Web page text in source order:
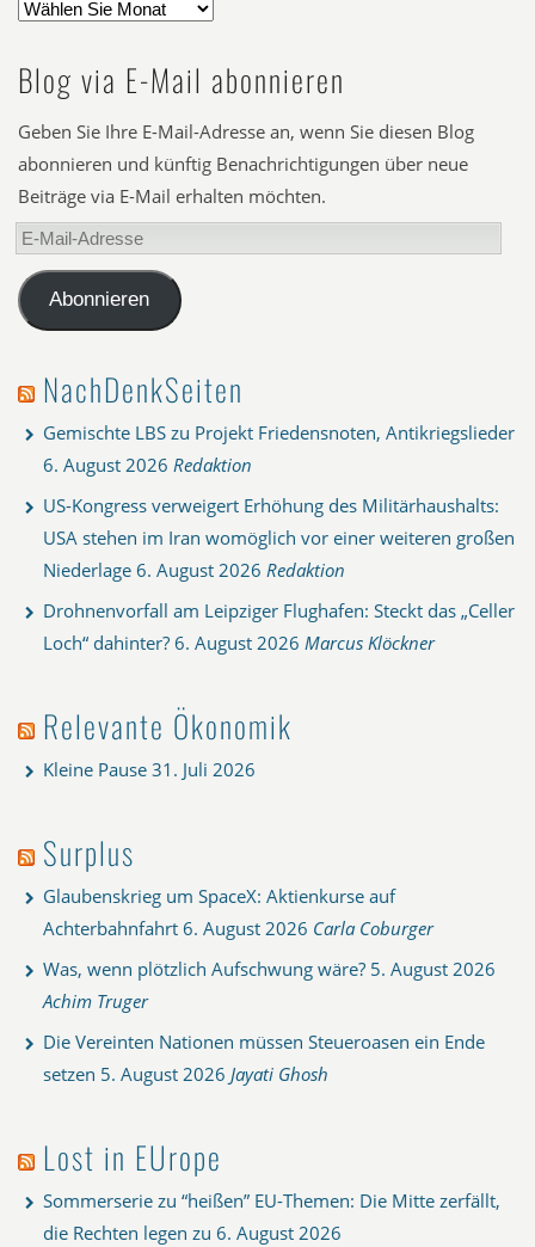
Blog via E-Mail abonnieren
Geben Sie Ihre E-Mail-Adresse an, wenn Sie diesen Blog
abonnieren und künftig Benachrichtigungen über neue
Beiträge via E-Mail erhalten möchten.
E-
Mail-
AdresseAbonnieren
NachDenkSeiten
Gemischte LBS zu Projekt Friedensnoten, Antikriegslieder
6. August 2026 Redaktion
US-Kongress verweigert Erhöhung des Militärhaushalts:
USA stehen im Iran womöglich vor einer weiteren großen
Niederlage 6. August 2026 Redaktion
Drohnenvorfall am Leipziger Flughafen: Steckt das „Celler
Loch“ dahinter? 6. August 2026 Marcus Klöckner
Relevante Ökonomik
Kleine Pause 31. Juli 2026
Surplus
Glaubenskrieg um SpaceX: Aktienkurse auf
Achterbahnfahrt 6. August 2026 Carla Coburger
Was, wenn plötzlich Aufschwung wäre? 5. August 2026
Achim Truger
Die Vereinten Nationen müssen Steueroasen ein Ende
setzen 5. August 2026 Jayati Ghosh
Lost in EUrope
Sommerserie zu “heißen” EU-Themen: Die Mitte zerfällt,
die Rechten legen zu 6. August 2026